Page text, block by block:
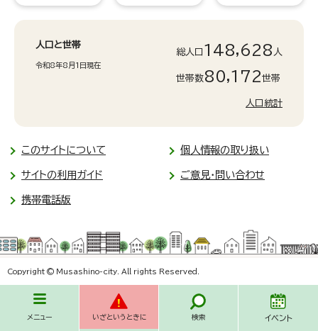
メニュー いざというときに 検索 イベント
人口と世帯
令和8年8月1日現在
総人口 148,628 人
世帯数80,172世帯
人口統計
このサイトについて 個人情報の取り扱い
サイトの利用ガイド ご意見・問い合わせ
携帯電話版
Copyright © Musashino-city. All rights Reserved.